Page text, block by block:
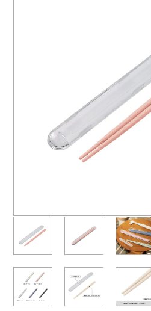
名入れ印刷方法
会社概要
ポケットテ
カレンダー本
カイロ本舗
キャンディー